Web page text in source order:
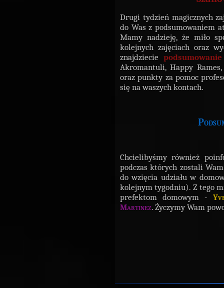
Drugi tydzień magicznych
do Was z podsumowaniem
Mamy nadzieję, że miło
kolejnych zajęciach oraz
znajdziecie
Akromantuli, Happy
oraz punkty za pomoc
się na waszych kontach.
Chcielibyśmy również
podczas których zostali
do wzięcia udziału w
kolejnym tygodniu). Z tego
prefektom domowym -
Martinez. Życzymy Wam